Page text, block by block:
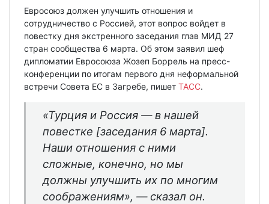
Евросоюз должен улучшить отношения и
сотрудничество с Россией, этот вопрос войдет в
повестку дня экстренного заседания глав МИД 27
стран сообщества 6 марта. Об этом заявил шеф
дипломатии Евросоюза Жозеп Боррель на пресс-
конференции по итогам первого дня неформальной
встречи Совета ЕС в Загребе, пишет ТАСС.
«Турция и Россия — в нашей
повестке [заседания 6 марта].
Наши отношения с ними
сложные, конечно, но мы
должны улучшить их по многим
соображениям», — сказал он.